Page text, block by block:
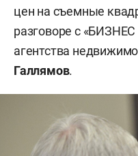
цен на съемные
разговоре с «БИЗНЕС
агентства
Галлямов.